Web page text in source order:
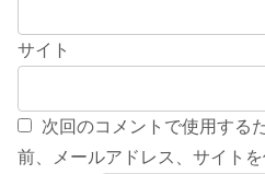
サイト
次回のコメントで使用する
前、メールアドレス、サイトを